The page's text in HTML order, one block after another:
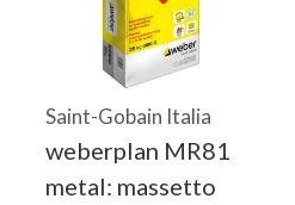
Saint-Gobain Italia
weberplan MR81
metal: massetto